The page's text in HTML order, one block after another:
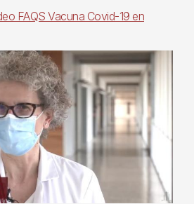
FAQS Vacuna Covid-19 en